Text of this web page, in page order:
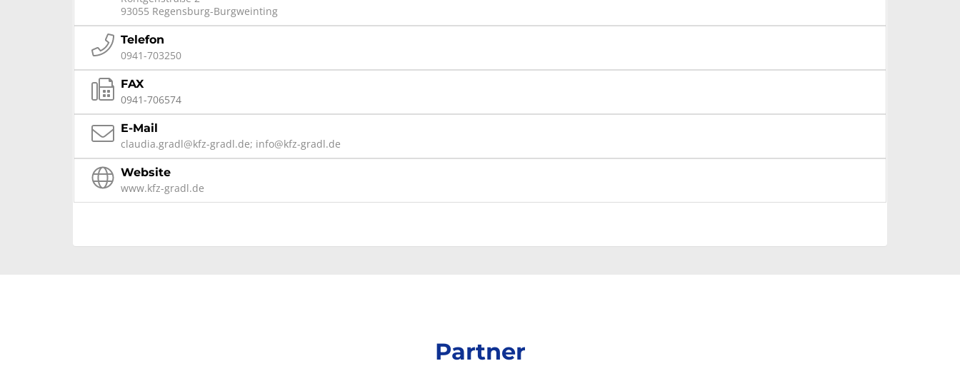
93055 Regensburg-Burgweinting
Telefon
0941-703250
FAX
0941-706574
E-Mail
claudia.gradl@kfz-gradl.de; info@kfz-gradl.de
Website
www.kfz-gradl.de
Partner